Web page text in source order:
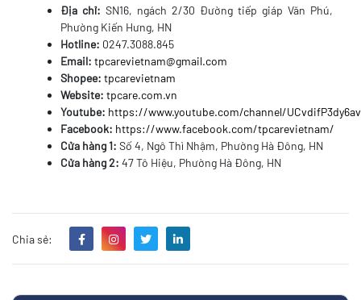
Địa chỉ: SN16, ngách 2/30 Đường tiếp giáp Văn Phú,
Phường Kiến Hưng, HN
Hotline: 0247.3088.845
Email: tpcarevietnam@gmail.com
Shopee: tpcarevietnam
Website: tpcare.com.vn
Youtube: https://www.youtube.com/channel/
Facebook: https://www.facebook.com/tpcarevietnam/
Cửa hàng 1: Số 4, Ngô Thì Nhậm, Phường Hà Đông, HN
Cửa hàng 2: 47 Tô Hiệu, Phường Hà Đông, HN
Chia sẻ: